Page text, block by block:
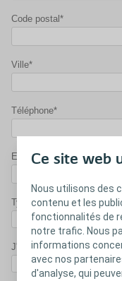
Ce site web
Nous utilisons des
contenu et les
fonctionnalités de
notre trafic. Nous
informations
avec nos
d'analyse, qui
Code postal*
Ville*
Téléphone*
E-mail*
Type de stomie*
J'utilise actuellement des